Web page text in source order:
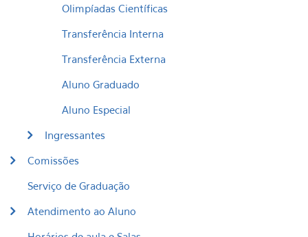
Olimpíadas Científicas
Transferência Interna
​Transferência Externa
Aluno Graduado
Aluno Especial
Ingressantes
Comissões
Serviço de Graduação
Atendimento ao Aluno